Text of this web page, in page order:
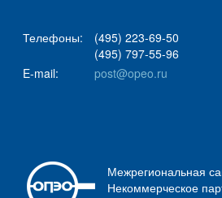
Телефоны:
(495) 223-69-50
(495) 797-55-96
E-mail:
post@opeo.ru
Межрегиональная
Некоммерческое